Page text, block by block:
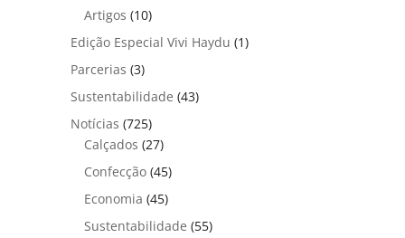
Artigos (10)
Edição Especial Vivi Haydu (1)
Parcerias (3)
Sustentabilidade (43)
Notícias (725)
Calçados (27)
Confecção (45)
Economia (45)
Sustentabilidade (55)